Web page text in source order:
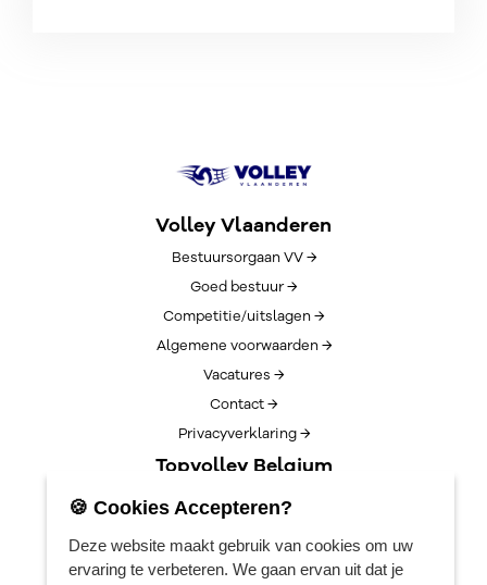
Volley Vlaanderen
Bestuursorgaan VV →
Goed bestuur →
Competitie/uitslagen →
Algemene voorwaarden →
Vacatures →
Contact →
Privacyverklaring →
Topvolley Belgium
Over TopVolleyBelgium →
Lotto Cup Finals →
🍪 Cookies Accepteren?
Deze website maakt gebruik van cookies om uw
ervaring te verbeteren. We gaan ervan uit dat je